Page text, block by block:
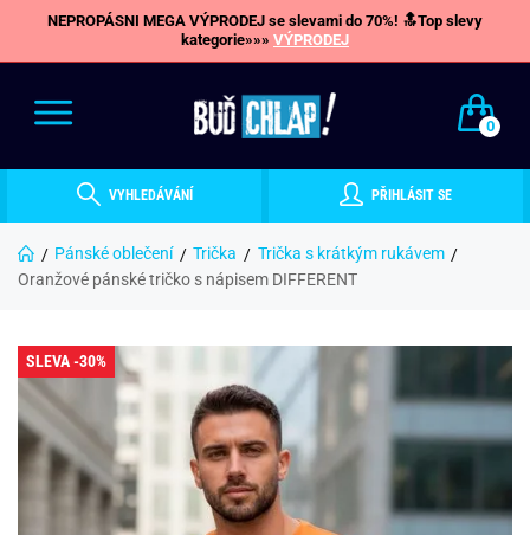
NEPROPÁSNI MEGA VÝPRODEJ se slevami do 70%! 🔝Top slevy
kategorie»»» VÝPRODEJ
0
VYHLEDÁVÁNÍ PŘIHLÁSIT SE
Pánské oblečení Trička
Trička s krátkým rukávem
Oranžové pánské tričko s nápisem DIFFERENT
SLEVA -30%